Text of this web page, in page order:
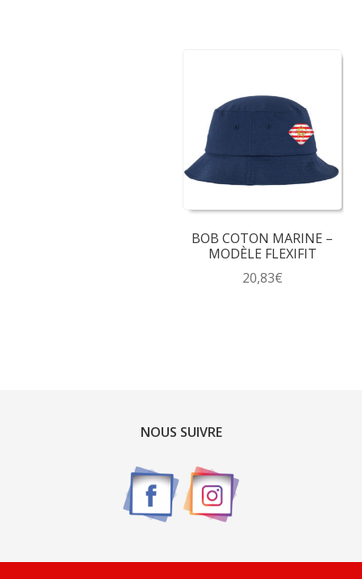
BOB COTON MARINE –
MODÈLE FLEXIFIT
20,83€
NOUS SUIVRE